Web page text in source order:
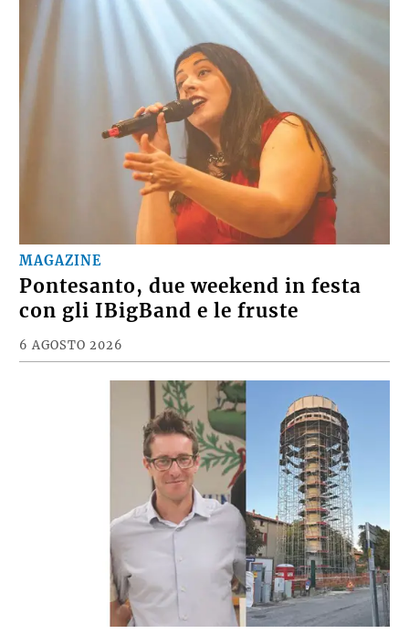
MAGAZINE
Pontesanto, due weekend in festa
con gli IBigBand e le fruste
6 AGOSTO 2026